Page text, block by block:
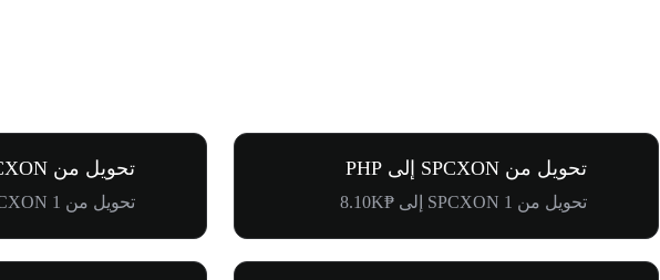
تحويل من SPCXON إلى PHP
تحويل من 1 SPCXON إلى ₱8.10K
تحويل من SPCXON إلى AUD
تحويل من 1 SPCXON إلى $188.89